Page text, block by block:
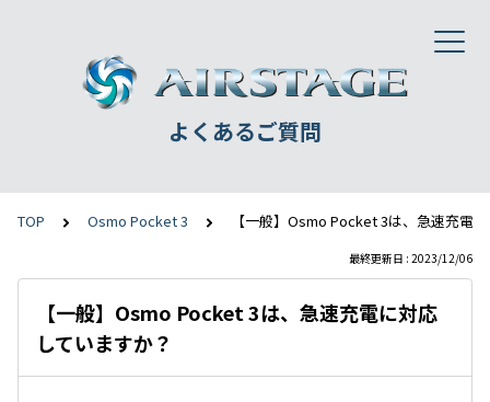
よくあるご質問
TOP Osmo Pocket 3 【一般】Osmo Pocket 3は、急速充電
最終更新日 : 2023/12/06
【一般】Osmo Pocket 3は、急速充電に対応
していますか？